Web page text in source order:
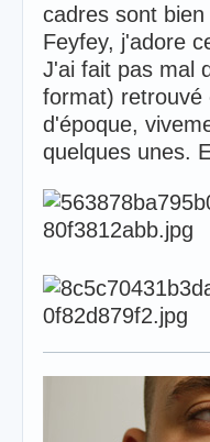
cadres sont
Feyfey, j'adore
J'ai fait pas mal
format) retrouvé
d'époque,
quelques unes.